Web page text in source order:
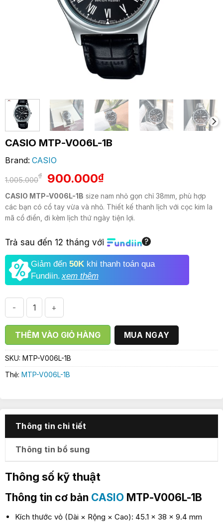
CASIO MTP-V006L-1B
Brand: CASIO
1.005.000₫
Giá
gốc
là:
1.005.000₫.
900.000₫Giá
hiện
tại
là:
900.000₫.
CASIO MTP-V006L-1B size nam nhỏ gọn chỉ 38mm, phù hợp
các bạn có cổ tay vừa và nhỏ. Thiết kế thanh lịch với cọc kim la
mã cổ điển, đi kèm lịch thứ ngày tiện lợi.
Trả sau đến 12 tháng với
Giảm đến 50K khi thanh toán qua
Fundiin. xem thêm
THÊM VÀO GIỎ HÀNG MUA NGAY
SKU: MTP-V006L-1B
Thẻ: MTP-V006L-1B
Thông tin chi tiết
Thông tin bổ sung
Thông số kỹ thuật
Thông tin cơ bản CASIO MTP-V006L-1B
Kích thước vỏ (Dài × Rộng × Cao): 45.1 × 38 × 9.4 mm